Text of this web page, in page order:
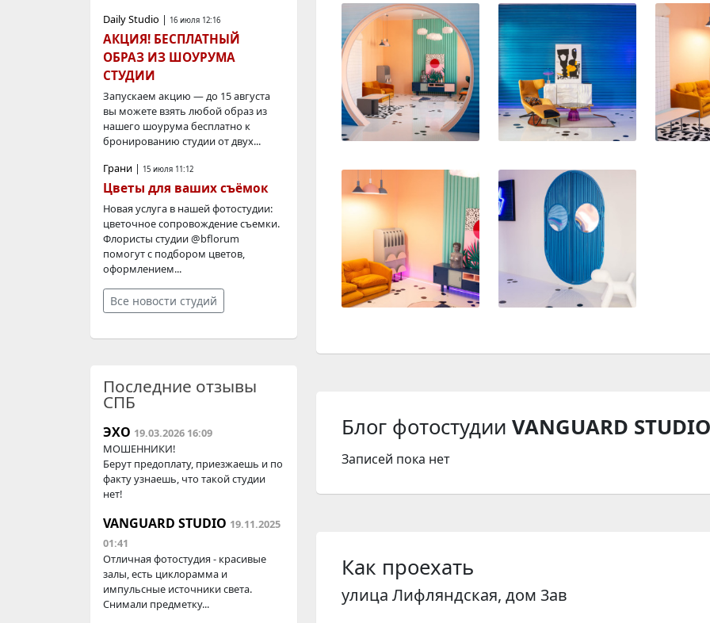
Блог фотостудии VANGUARD STUDIO
Записей пока нет
Как проехать
улица Лифляндская, дом 3ав
Daily Studio | 16 июля 12:16
АКЦИЯ! БЕСПЛАТНЫЙ
ОБРАЗ ИЗ ШОУРУМА
СТУДИИ
Запускаем акцию — до 15 августа
вы можете взять любой образ из
нашего шоурума бесплатно к
бронированию студии от двух...
Грани | 15 июля 11:12
Цветы для ваших съёмок
Новая услуга в нашей фотостудии:
цветочное сопровождение съемки.
Флористы студии @bflorum
помогут с подбором цветов,
оформлением...
Все новости студий
Последние отзывы
СПБ
ЭХО 19.03.2026 16:09
МОШЕННИКИ!
Берут предоплату, приезжаешь и по
факту узнаешь, что такой студии
нет!
VANGUARD STUDIO 19.11.2025
01:41
Отличная фотостудия - красивые
залы, есть циклорамма и
импульсные источники света.
Снимали предметку...